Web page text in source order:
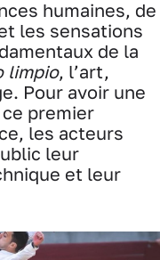
humaines, de
les sensations
de la
limpio, l’art,
Pour avoir une
premier
les acteurs
leur
et leur